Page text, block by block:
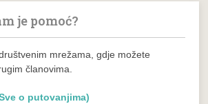
je pomoć?
mrežama, gdje možete
članovima.
o putovanjima)